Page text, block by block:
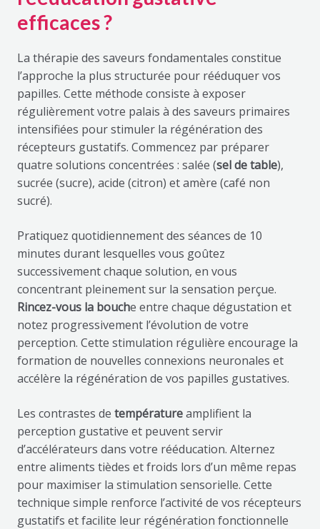
efficaces ?
La thérapie des saveurs fondamentales constitue
l’approche la plus structurée pour rééduquer vos
papilles. Cette méthode consiste à exposer
régulièrement votre palais à des saveurs primaires
intensifiées pour stimuler la régénération des
récepteurs gustatifs. Commencez par préparer
quatre solutions concentrées : salée (sel de table),
sucrée (sucre), acide (citron) et amère (café non
sucré).
Pratiquez quotidiennement des séances de 10
minutes durant lesquelles vous goûtez
successivement chaque solution, en vous
concentrant pleinement sur la sensation perçue.
Rincez-vous la bouche entre chaque dégustation et
notez progressivement l’évolution de votre
perception. Cette stimulation régulière encourage la
formation de nouvelles connexions neuronales et
accélère la régénération de vos papilles gustatives.
Les contrastes de températureamplifient la
perception gustative et peuvent servir
d’accélérateurs dans votre rééducation. Alternez
entre aliments tièdes et froids lors d’un même repas
pour maximiser la stimulation sensorielle. Cette
technique simple renforce l’activité de vos récepteurs
gustatifs et facilite leur régénération fonctionnelle